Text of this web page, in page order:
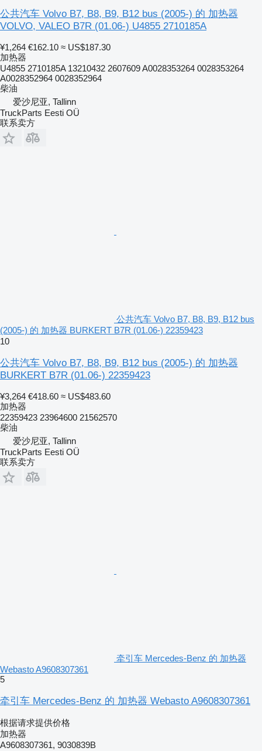
公共汽车 Volvo B7, B8, B9, B12 bus (2005-) 的 加热器
VOLVO, VALEO B7R (01.06-) U4855 2710185A
¥1,264 €162.10 ≈ US$187.30
加热器
U4855 2710185A 13210432 2607609 A0028353264 0028353264
A0028352964 0028352964
柴油
爱沙尼亚, Tallinn
TruckParts Eesti OÜ
联系卖方
公共汽车 Volvo B7, B8, B9, B12 bus
(2005-) 的 加热器 BURKERT B7R (01.06-) 22359423
10
公共汽车 Volvo B7, B8, B9, B12 bus (2005-) 的 加热器
BURKERT B7R (01.06-) 22359423
¥3,264 €418.60 ≈ US$483.60
加热器
22359423 23964600 21562570
柴油
爱沙尼亚, Tallinn
TruckParts Eesti OÜ
联系卖方
牵引车 Mercedes-Benz 的 加热器
Webasto A9608307361
5
牵引车 Mercedes-Benz 的 加热器 Webasto A9608307361
根据请求提供价格
加热器
A9608307361, 9030839B